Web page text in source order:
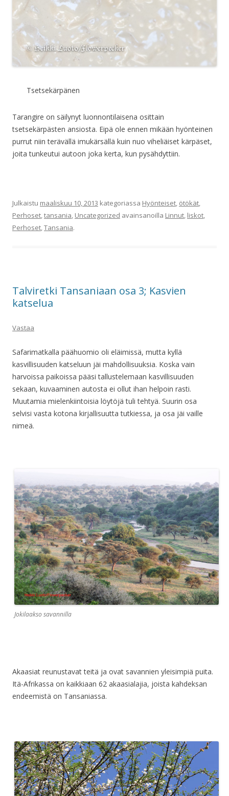
Tsetsekärpänen
Tarangire on säilynyt luonnontilaisena osittain
tsetsekärpästen ansiosta. Eipä ole ennen mikään hyönteinen
purrut niin terävällä imukärsällä kuin nuo viheliäiset kärpäset,
joita tunkeutui autoon joka kerta, kun pysähdyttiin.
Julkaistu maaliskuu 10, 2013 kategoriassa Hyönteiset, ötökät,
Perhoset,tansania, Uncategorized avainsanoilla Linnut, liskot,
Perhoset,Tansania.
Talviretki Tansaniaan osa 3; Kasvien
katselua
Vastaa
Safarimatkalla päähuomio oli eläimissä, mutta kyllä
kasvillisuuden katseluun jäi mahdollisuuksia. Koska vain
harvoissa paikoissa pääsi tallustelemaan kasvillisuuden
sekaan, kuvaaminen autosta ei ollut ihan helpoin rasti.
Muutamia mielenkiintoisia löytöjä tuli tehtyä. Suurin osa
selvisi vasta kotona kirjallisuutta tutkiessa, ja osa jäi vaille
nimeä.
Jokilaakso savannilla
Akaasiat reunustavat teitä ja ovat savannien yleisimpiä puita.
Itä-Afrikassa on kaikkiaan 62 akaasialajia, joista kahdeksan
endeemistä on Tansaniassa.